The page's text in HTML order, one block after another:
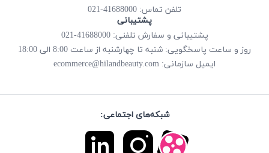
تلفن تماس: 41688000-021
پشتیبانی
پشتیبانی و سفارش تلفنی: 41688000-021
روز و ساعت پاسخگویی: شنبه تا چهارشنبه از ساعت 8:00 الی 18:00
ایمیل سازمانی: ecommerce@hilandbeauty.com
شبکه‌های اجتماعی: